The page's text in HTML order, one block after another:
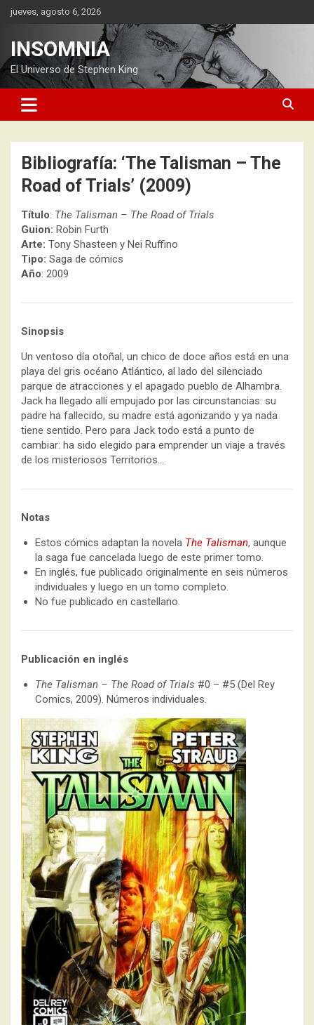
Saltarjueves, agosto 6, 2026
INSOMNIA
El Universo de Stephen King
Bibliografía: ‘The Talisman – The
Road of Trials’ (2009)
Título: The Talisman – The Road of Trials
Guion: Robin Furth
Arte: Tony Shasteen y Nei Ruffino
Tipo: Saga de cómics
Año: 2009
Sinopsis
Un ventoso día otoñal, un chico de doce años está en una
playa del gris océano Atlántico, al lado del silenciado
parque de atracciones y el apagado pueblo de Alhambra.
Jack ha llegado allí empujado por las circunstancias: su
padre ha fallecido, su madre está agonizando y ya nada
tiene sentido. Pero para Jack todo está a punto de
cambiar: ha sido elegido para emprender un viaje a través
de los misteriosos Territorios…
Notas
Estos cómics adaptan la novela The Talisman, aunque
la saga fue cancelada luego de este primer tomo.
En inglés, fue publicado originalmente en seis números
individuales y luego en un tomo completo.
No fue publicado en castellano.
Publicación en inglés
The Talisman – The Road of Trials #0 – #5 (Del Rey
Comics, 2009). Números individuales.